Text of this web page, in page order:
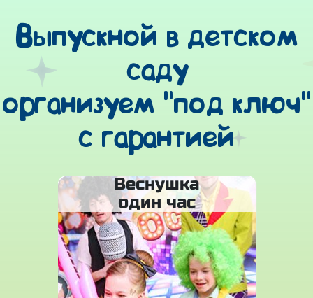
Выпускной в детском
саду
организуем "под ключ"
с гарантией
Веснушка
один час